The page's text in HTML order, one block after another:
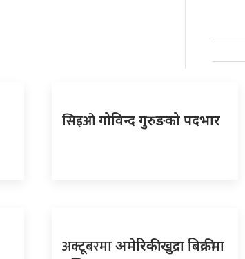
सिइओगोविन्द गुरुङको पदभार
अक्टूबरमाअमेरिकी खुद्रा बिक्रीमा